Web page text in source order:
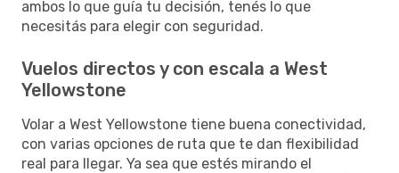
ambos lo que guía tu decisión, tenés lo que
necesitás para elegir con seguridad.
Vuelos directos y con escala a West
Yellowstone
Volar a West Yellowstone tiene buena conectividad,
con varias opciones de ruta que te dan flexibilidad
real para llegar. Ya sea que estés mirando el